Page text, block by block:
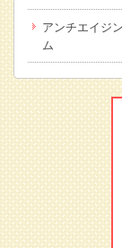
アンチエイジ
ム